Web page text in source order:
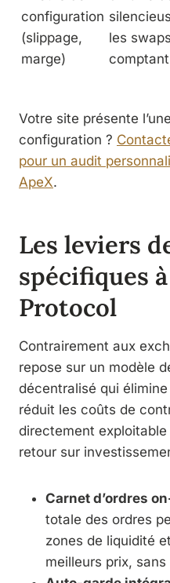
configuration
(slippage,
marge)
les
comptant
Votre site présente
configuration ?
pour un audit
ApeX.
Les leviers
spécifiques
Protocol
Contrairement aux
repose sur un modèle
décentralisé qui
réduit les coûts de
directement
retour sur
Carnet d’ordres
totale des ordres
zones de liquidité
meilleurs prix,